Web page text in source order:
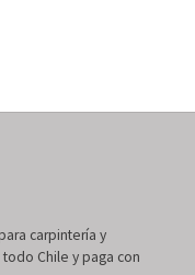
carpintería y
Chile y paga con